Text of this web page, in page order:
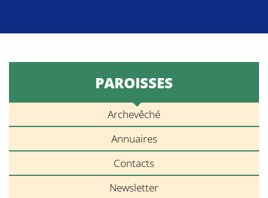
PAROISSES
Archevêché
Annuaires
Contacts
Newsletter